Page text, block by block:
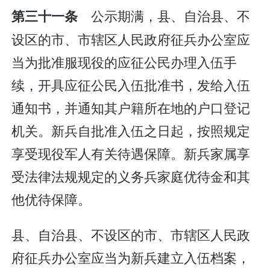
第三十一条 公示期满，县、自治县、不
设区的市、市辖区人民政府征兵办公室应
当为批准服现役的应征公民办理入伍手
续，开具应征公民入伍批准书，发给入伍
通知书，并通知其户籍所在地的户口登记
机关。新兵自批准入伍之日起，按照规定
享受现役军人有关待遇保障。新兵家属享
受法律法规规定的义务兵家庭优待金和其
他优待保障。
县、自治县、不设区的市、市辖区人民政
府征兵办公室应当为新兵建立入伍档案，